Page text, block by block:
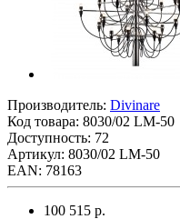
Производитель: Divinare
Код товара: 8030/02 LM-50
Доступность: 72
Артикул: 8030/02 LM-50
EAN: 78163
100 515 р.